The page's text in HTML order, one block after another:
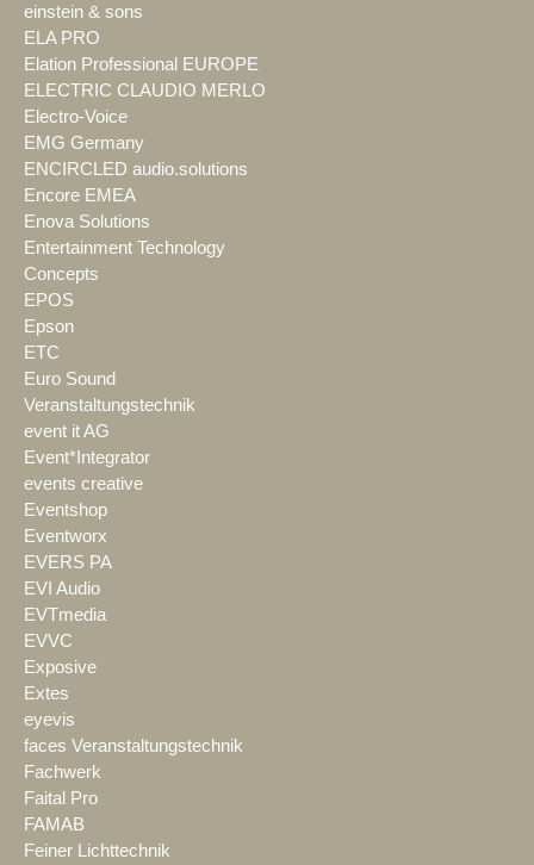
einstein & sons
ELA PRO
Elation Professional EUROPE
ELECTRIC CLAUDIO MERLO
Electro-Voice
EMG Germany
ENCIRCLED audio.solutions
Encore EMEA
Enova Solutions
Entertainment Technology
Concepts
EPOS
Epson
ETC
Euro Sound
Veranstaltungstechnik
event it AG
Event*Integrator
events creative
Eventshop
Eventworx
EVERS PA
EVI Audio
EVTmedia
EVVC
Exposive
Extes
eyevis
faces Veranstaltungstechnik
Fachwerk
Faital Pro
FAMAB
Feiner Lichttechnik